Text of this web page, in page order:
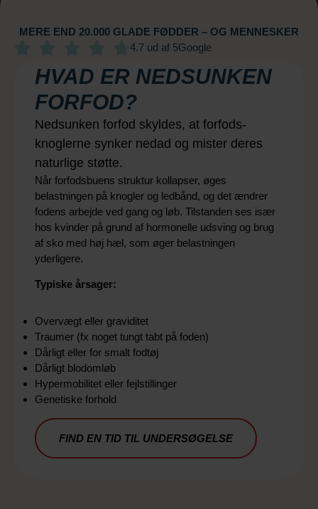
MERE END 20.000 GLADE FØDDER – OG MENNESKER
4.7 ud af 5Google
HVAD ER NEDSUNKEN
FORFOD?
Nedsunken forfod skyldes, at forfods­
knoglerne synker nedad og mister deres
naturlige støtte.
Når forfodsbuens struktur kollapser, øges
belastningen på knogler og ledbånd, og det ændrer
fodens arbejde ved gang og løb. Tilstanden ses især
hos kvinder på grund af hormonelle udsving og brug
af sko med høj hæl, som øger belastningen
yderligere.
Typiske årsager:
Overvægt eller graviditet
Traumer (fx noget tungt tabt på foden)
Dårligt eller for smalt fodtøj
Dårligt blodomløb
Hypermobilitet eller fejlstillinger
Genetiske forhold
FIND EN TID TIL UNDERSØGELSE